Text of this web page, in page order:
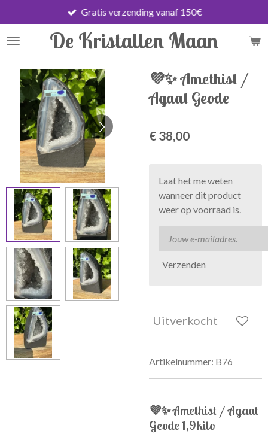
direct
naar
hoofdinhoud
De Kristallen Maan
Gratis verzending vanaf 150€
💜✨ Amethist /
Agaat Geode
€ 38,00
Laat het me weten
wanneer dit product
weer op voorraad is.
Verzenden
Uitverkocht
Artikelnummer: B76
💜✨Amethist / Agaat
Geode 1,9kilo